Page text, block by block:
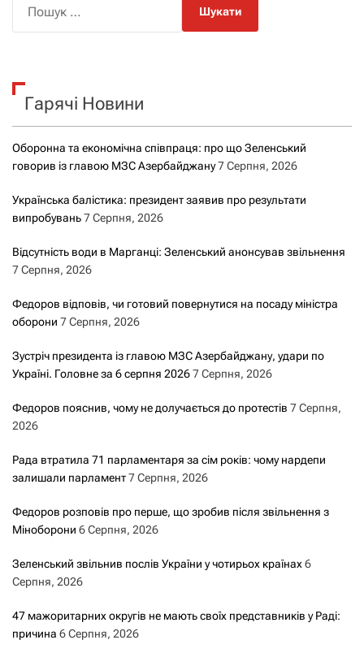
к
Гарячі Новини
Оборонна та економічна співпраця: про що Зеленський
говорив із главою МЗС Азербайджану7 Серпня, 2026
Українська балістика: президент заявив про результати
випробувань7 Серпня, 2026
Відсутність води в Марганці: Зеленський анонсував звільнення
7 Серпня, 2026
Федоров відповів, чи готовий повернутися на посаду міністра
оборони 7 Серпня, 2026
Зустріч президента із главою МЗС Азербайджану, удари по
Україні. Головне за 6 серпня 20267 Серпня, 2026
Федоров пояснив, чому не долучається до протестів 7 Серпня,
2026
Рада втратила 71 парламентаря за сім років: чому нардепи
залишали парламент7 Серпня, 2026
Федоров розповів про перше, що зробив після звільнення з
Міноборони 6 Серпня, 2026
Зеленський звільнив послів України у чотирьох країнах 6
Серпня, 2026
47 мажоритарних округів не мають своїх представників у Раді:
причина 6 Серпня, 2026